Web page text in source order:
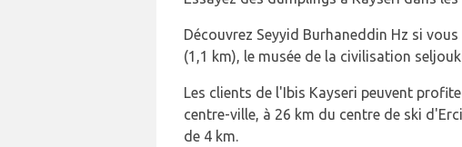
Découvrez Seyyid Burhaneddin Hz si
(1,1 km), le musée de la civilisation
Les clients de l'Ibis Kayseri peuvent
centre-ville, à 26 km du centre de ski
de 4 km.